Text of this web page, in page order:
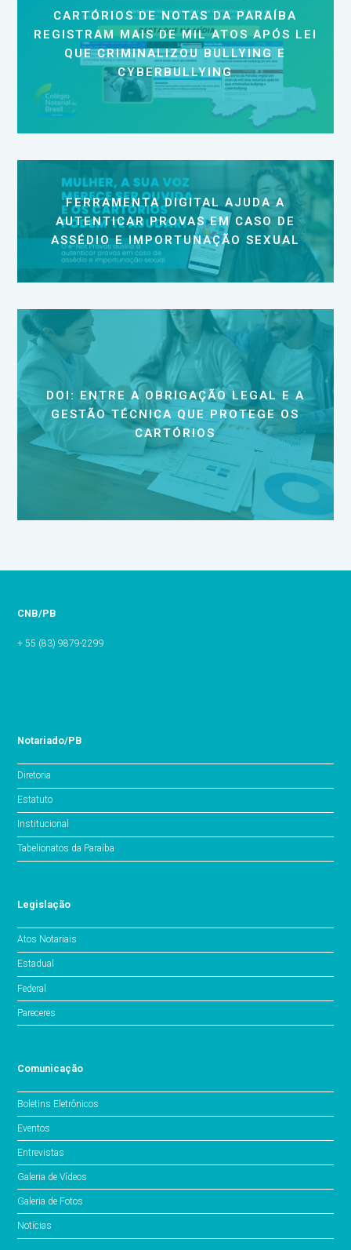
CARTÓRIOS DE NOTAS DA PARAÍBA
REGISTRAM MAIS DE MIL ATOS APÓS LEI
QUE CRIMINALIZOU BULLYING E
CYBERBULLYING
FERRAMENTA DIGITAL AJUDA A
AUTENTICAR PROVAS EM CASO DE
ASSÉDIO E IMPORTUNAÇÃO SEXUAL
DOI: ENTRE A OBRIGAÇÃO LEGAL E A
GESTÃO TÉCNICA QUE PROTEGE OS
CARTÓRIOS
CNB/PB
+ 55 (83) 9879-2299
Notariado/PB
Diretoria
Estatuto
Institucional
Tabelionatos da Paraíba
Legislação
Atos Notariais
Estadual
Federal
Pareceres
Comunicação
Boletins Eletrônicos
Eventos
Entrevistas
Galeria de Vídeos
Galeria de Fotos
Notícias